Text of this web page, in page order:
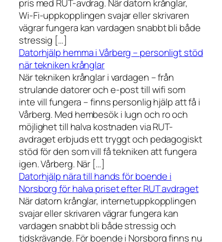
pris med RUT-avdrag. När datorn krånglar,
Wi-Fi-uppkopplingen svajar eller skrivaren
vägrar fungera kan vardagen snabbt bli både
stressig […]
Datorhjälp hemma i Vårberg – personligt stöd
när tekniken krånglar
När tekniken krånglar i vardagen – från
strulande datorer och e-post till wifi som
inte vill fungera – finns personlig hjälp att få i
Vårberg. Med hembesök i lugn och ro och
möjlighet till halva kostnaden via RUT-
avdraget erbjuds ett tryggt och pedagogiskt
stöd för den som vill få tekniken att fungera
igen. Vårberg. När […]
Datorhjälp nära till hands för boende i
Norsborg för halva priset efter RUT avdraget
När datorn krånglar, internetuppkopplingen
svajar eller skrivaren vägrar fungera kan
vardagen snabbt bli både stressig och
tidskrävande. För boende i Norsborg finns nu